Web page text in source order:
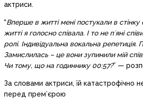
актриси.
“Вперше в житті мені постукали в
житті я голосно співала. І то не пʼяні
ролі. Індивідуальна вокальна репетиція.
Замислилась – це вони зупинили мій
Чи тому, що на годиннику 00:57?” —
За словами актриси, їй катастрофічно
перед прем’єрою